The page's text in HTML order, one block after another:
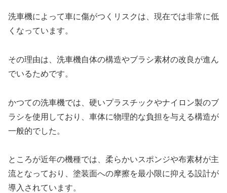
洗車機によって車に傷がつくリスクは、現在では非常に低
くなっています。
その理由は、洗車機自体の構造やブラシ素材の改良が進ん
でいるためです。
かつての洗車機では、硬いプラスチックやナイロン製のブ
ラシを使用しており、車体に物理的な負担を与える構造が
一般的でした。
ところが近年の機種では、柔らかいスポンジや布素材が主
流となっており、塗装面への摩擦を最小限に抑える設計が
導入されています。